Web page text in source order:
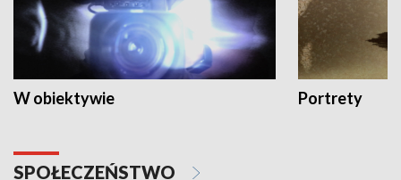
W obiektywie Portrety
SPOŁECZEŃSTWO